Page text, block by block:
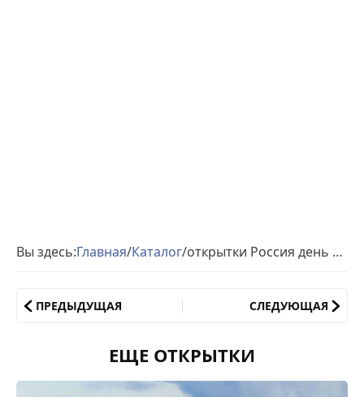
Вы здесь:Главная/Каталог/ открытки Россия день Авиации
ПРЕДЫДУЩАЯ СЛЕДУЮЩАЯ
ЕЩЕ ОТКРЫТКИ